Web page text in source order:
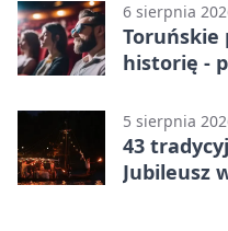
6 sierpnia
Toruńskie
historię -
5 sierpnia
43
Jubileusz